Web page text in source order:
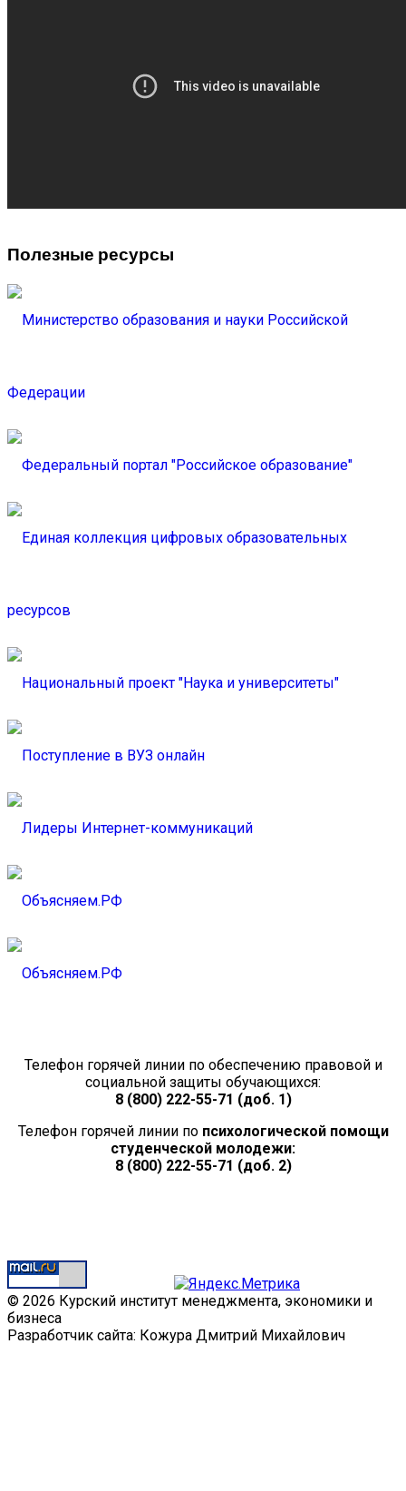
Полезные ресурсы
Телефон горячей линии по обеспечению правовой и
социальной защиты обучающихся:
8 (800) 222-55-71 (доб. 1)
Телефон горячей линии попсихологической помощи
студенческой молодежи:
8 (800) 222-55-71 (доб. 2)
© 2026 Курский институт менеджмента, экономики и
бизнеса
Разработчик сайта: Кожура Дмитрий Михайлович